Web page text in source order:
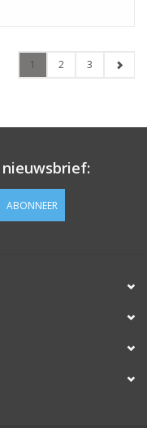
1 2 3
ABONNEER